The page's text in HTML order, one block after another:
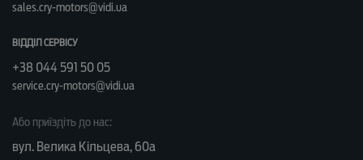
sales.cry-motors@vidi.ua
ВІДДІЛ СЕРВІСУ
+38 044 591 50 05
service.cry-motors@vidi.ua
Або приїздіть до нас:
вул. Велика Кільцева, 60а